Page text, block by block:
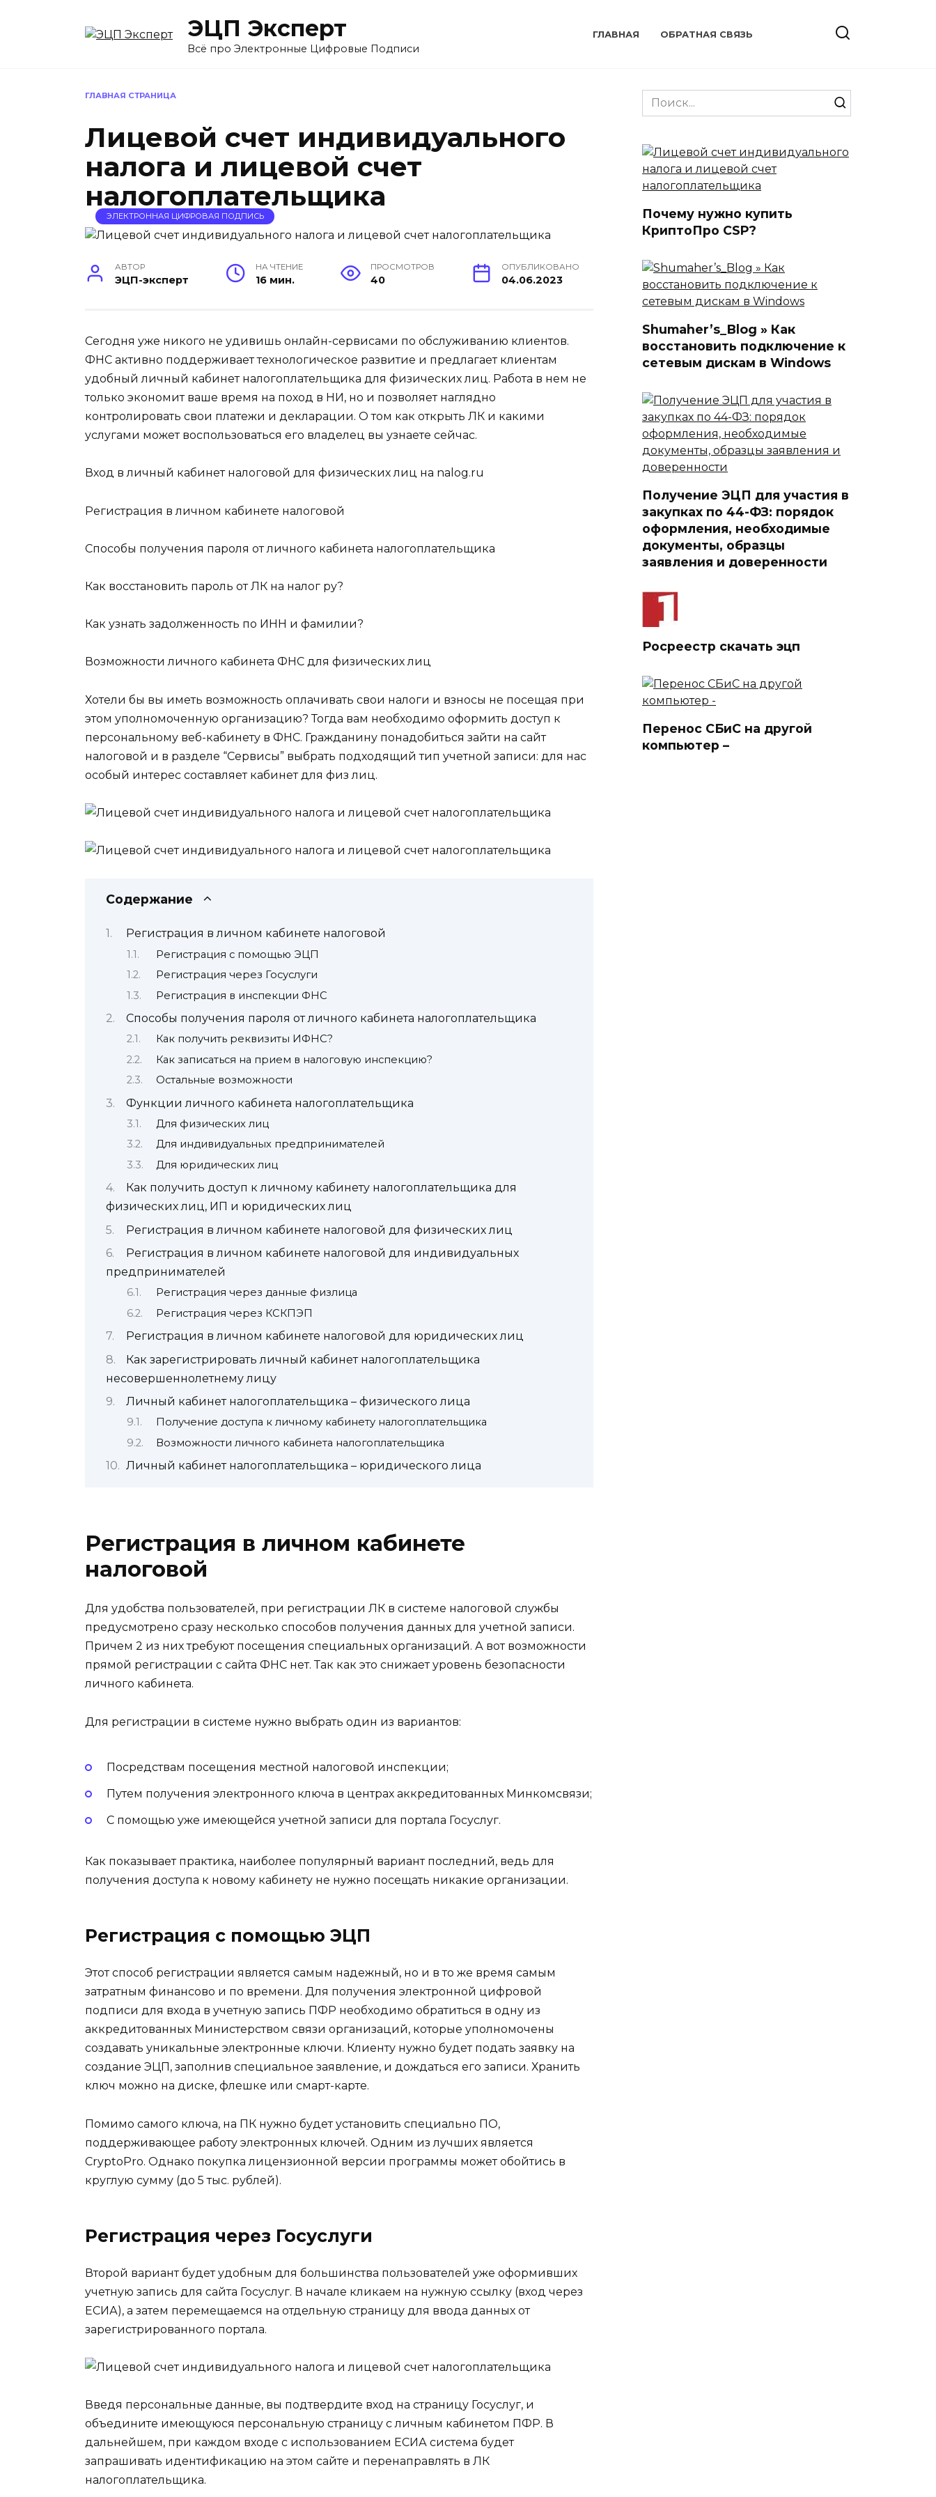
ЭЦП Эксперт
Всё про Электронные Цифровые Подписи
ГЛАВНАЯ ОБРАТНАЯ СВЯЗЬ
ГЛАВНАЯ СТРАНИЦА
Лицевой счет индивидуального
налога и лицевой счет
налогоплательщика
ЭЛЕКТРОННАЯ ЦИФРОВАЯ ПОДПИСЬ
АВТОР
ЭЦП-эксперт
НА ЧТЕНИЕ
16 мин.
ПРОСМОТРОВ
40
ОПУБЛИКОВАНО
04.06.2023
Сегодня уже никого не удивишь онлайн-сервисами по обслуживанию клиентов.
ФНС активно поддерживает технологическое развитие и предлагает клиентам
удобный личный кабинет налогоплательщика для физических лиц. Работа в нем не
только экономит ваше время на поход в НИ, но и позволяет наглядно
контролировать свои платежи и декларации. О том как открыть ЛК и какими
услугами может воспользоваться его владелец вы узнаете сейчас.
Вход в личный кабинет налоговой для физических лиц на nalog.ru
Регистрация в личном кабинете налоговой
Способы получения пароля от личного кабинета налогоплательщика
Как восстановить пароль от ЛК на налог ру?
Как узнать задолженность по ИНН и фамилии?
Возможности личного кабинета ФНС для физических лиц
Хотели бы вы иметь возможность оплачивать свои налоги и взносы не посещая при
этом уполномоченную организацию? Тогда вам необходимо оформить доступ к
персональному веб-кабинету в ФНС. Гражданину понадобиться зайти на сайт
налоговой и в разделе “Сервисы” выбрать подходящий тип учетной записи: для нас
особый интерес составляет кабинет для физ лиц.
Содержание
Регистрация в личном кабинете налоговой
Регистрация с помощью ЭЦП
Регистрация через Госуслуги
Регистрация в инспекции ФНС
Способы получения пароля от личного кабинета налогоплательщика
Как получить реквизиты ИФНС?
Как записаться на прием в налоговую инспекцию?
Остальные возможности
Функции личного кабинета налогоплательщика
Для физических лиц
Для индивидуальных предпринимателей
Для юридических лиц
Как получить доступ к личному кабинету налогоплательщика для
физических лиц, ИП и юридических лиц
Регистрация в личном кабинете налоговой для физических лиц
Регистрация в личном кабинете налоговой для индивидуальных
предпринимателей
Регистрация через данные физлица
Регистрация через КСКПЭП
Регистрация в личном кабинете налоговой для юридических лиц
Как зарегистрировать личный кабинет налогоплательщика
несовершеннолетнему лицу
Личный кабинет налогоплательщика – физического лица
Получение доступа к личному кабинету налогоплательщика
Возможности личного кабинета налогоплательщика
Личный кабинет налогоплательщика – юридического лица
Регистрация в личном кабинете
налоговой
Для удобства пользователей, при регистрации ЛК в системе налоговой службы
предусмотрено сразу несколько способов получения данных для учетной записи.
Причем 2 из них требуют посещения специальных организаций. А вот возможности
прямой регистрации с сайта ФНС нет. Так как это снижает уровень безопасности
личного кабинета.
Для регистрации в системе нужно выбрать один из вариантов:
Посредствам посещения местной налоговой инспекции;
Путем получения электронного ключа в центрах аккредитованных Минкомсвязи;
С помощью уже имеющейся учетной записи для портала Госуслуг.
Как показывает практика, наиболее популярный вариант последний, ведь для
получения доступа к новому кабинету не нужно посещать никакие организации.
Регистрация с помощью ЭЦП
Этот способ регистрации является самым надежный, но и в то же время самым
затратным финансово и по времени. Для получения электронной цифровой
подписи для входа в учетную запись ПФР необходимо обратиться в одну из
аккредитованных Министерством связи организаций, которые уполномочены
создавать уникальные электронные ключи. Клиенту нужно будет подать заявку на
создание ЭЦП, заполнив специальное заявление, и дождаться его записи. Хранить
ключ можно на диске, флешке или смарт-карте.
Помимо самого ключа, на ПК нужно будет установить специально ПО,
поддерживающее работу электронных ключей. Одним из лучших является
CryptoPro. Однако покупка лицензионной версии программы может обойтись в
круглую сумму (до 5 тыс. рублей).
Регистрация через Госуслуги
Второй вариант будет удобным для большинства пользователей уже оформивших
учетную запись для сайта Госуслуг. В начале кликаем на нужную ссылку (вход через
ЕСИА), а затем перемещаемся на отдельную страницу для ввода данных от
зарегистрированного портала.
Введя персональные данные, вы подтвердите вход на страницу Госуслуг, и
объедините имеющуюся персональную страницу с личным кабинетом ПФР. В
дальнейшем, при каждом входе с использованием ЕСИА система будет
запрашивать идентификацию на этом сайте и перенаправлять в ЛК
налогоплательщика.
Search
for:
Почему нужно купить
КриптоПро CSP?
Shumaher’s_Blog » Как
восстановить подключение к
сетевым дискам в Windows
Получение ЭЦП для участия в
закупках по 44-ФЗ: порядок
оформления, необходимые
документы, образцы
заявления и доверенности
Росреестр скачать эцп
Перенос СБиС на другой
компьютер –